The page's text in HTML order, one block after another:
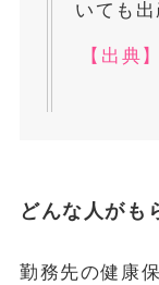
いても
【出典
どんな人がも
勤務先の健康